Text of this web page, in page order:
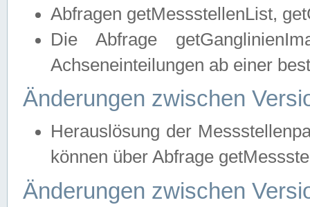
Abfragen getMessstellenList,
Die Abfrage
Achseneinteilungen ab einer
Änderungen zwischen
Herauslösung der
können über Abfrage
Änderungen zwischen